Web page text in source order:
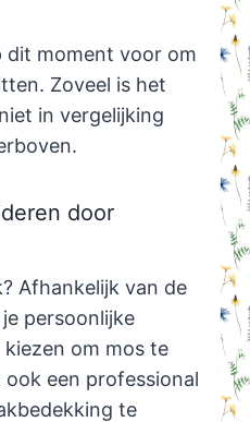
dit moment voor om
Zoveel is het
in vergelijking
door
Afhankelijk van de
persoonlijke
om mos te
een professional
te